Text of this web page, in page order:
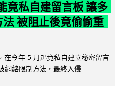
竟私自建留言板 讓多
被阻止後竟偷偷重
今年 5 月起竟私自建立秘密留言
網絡限制方法，最終入侵